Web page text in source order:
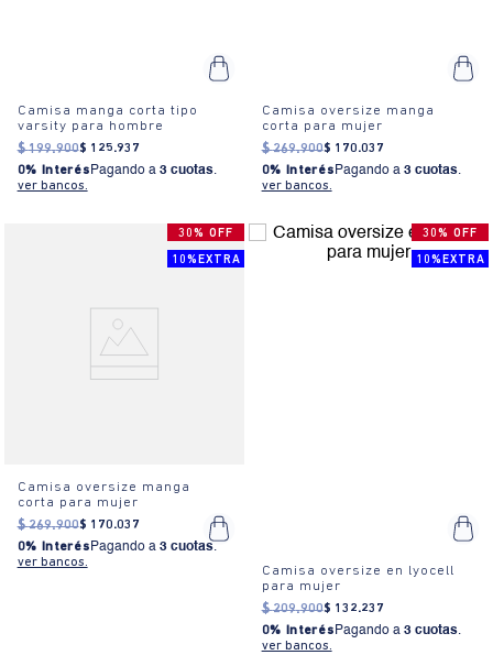
Camisa manga corta tipo
varsity para hombre
$ 199.900$ 125.937
0% Interés Pagando a 3 cuotas.
ver bancos.
Camisa oversize manga
corta para mujer
$ 269.900$ 170.037
0% Interés Pagando a 3 cuotas.
ver bancos.
30% OFF
10%EXTRA
Camisa oversize manga
corta para mujer
$ 269.900$ 170.037
0% Interés Pagando a 3 cuotas.
ver bancos.
30% OFF
10%EXTRA
Camisa oversize en lyocell
para mujer
$ 209.900$ 132.237
0% Interés Pagando a 3 cuotas.
ver bancos.